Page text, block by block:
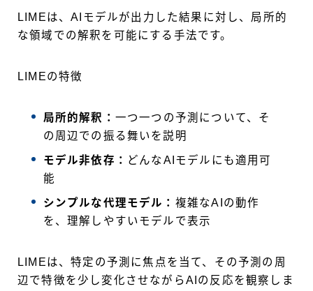
LIMEは、AIモデルが出力した結果に対し、局所的
な領域での解釈を可能にする手法です。
LIMEの特徴
局所的解釈： 一つ一つの予測について、そ
の周辺での振る舞いを説明
モデル非依存： どんなAIモデルにも適用可
能
シンプルな代理モデル： 複雑なAIの動作
を、理解しやすいモデルで表示
LIMEは、特定の予測に焦点を当て、その予測の周
辺で特徴を少し変化させながらAIの反応を観察しま